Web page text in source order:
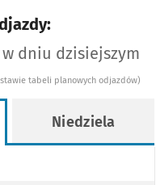
dniu dzisiejszym
tabeli planowych odjazdów)
Niedziela